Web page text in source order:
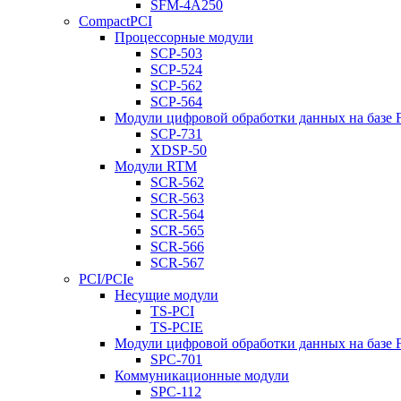
SFM-4A250
CompactPCI
Процессорные модули
SCP-503
SCP-524
SCP-562
SCP-564
Модули цифровой обработки данных на базе
SCP-731
XDSP-50
Модули RTM
SCR-562
SCR-563
SCR-564
SCR-565
SCR-566
SCR-567
PCI/PCIe
Несущие модули
TS-PCI
TS-PCIE
Модули цифровой обработки данных на базе
SPC-701
Коммуникационные модули
SPC-112